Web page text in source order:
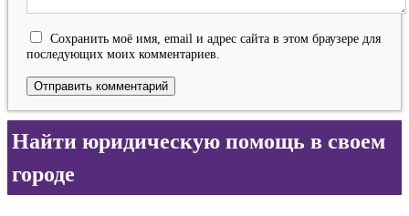
Сохранить моё имя, email и адрес сайта в этом браузере для
последующих моих комментариев.
Найти юридическую помощь в своем
городе